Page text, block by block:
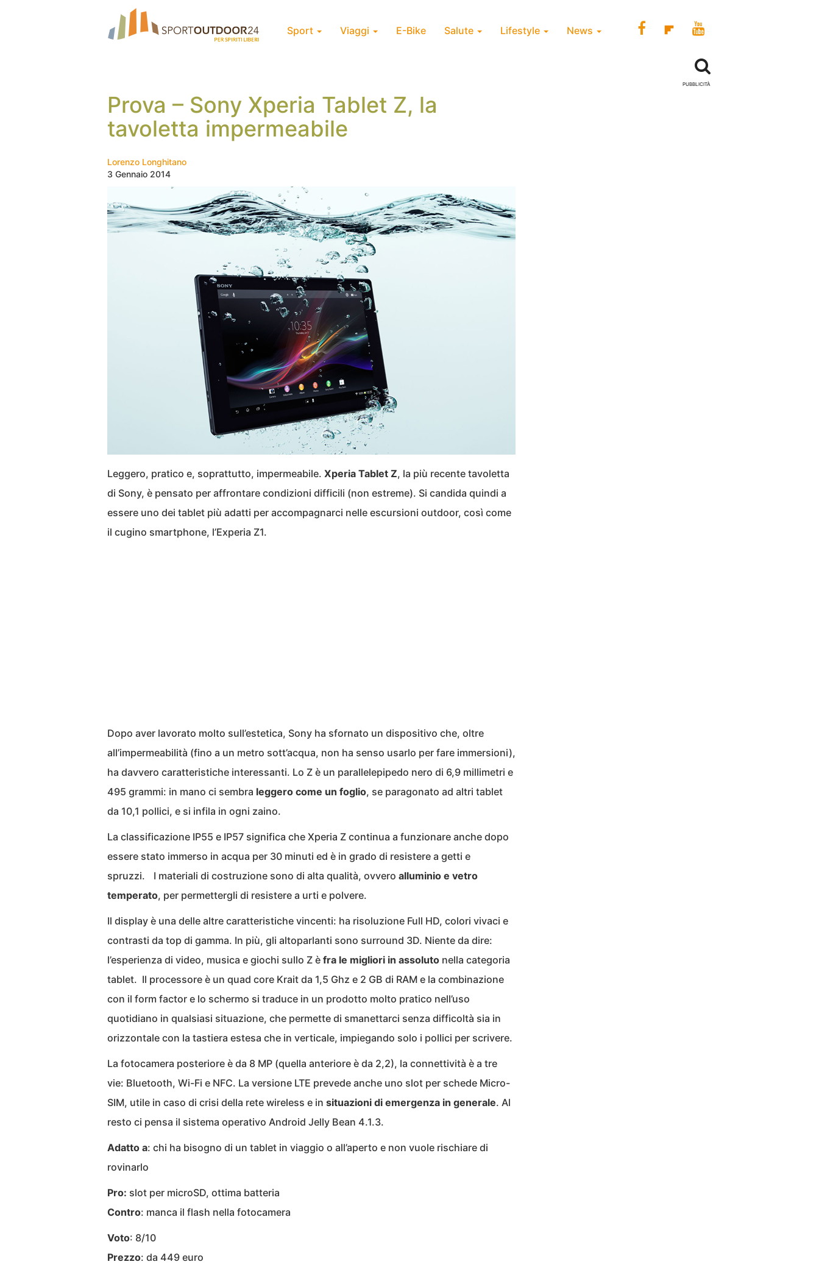
Sport Viaggi E-Bike Salute Lifestyle News
Prova – Sony Xperia Tablet Z, la
tavoletta impermeabile
Lorenzo Longhitano
3 Gennaio 2014
Leggero, pratico e, soprattutto, impermeabile. Xperia Tablet Z, la più recente tavoletta
di Sony, è pensato per affrontare condizioni difficili (non estreme). Si candida quindi a
essere uno dei tablet più adatti per accompagnarci nelle escursioni outdoor, così come
il cugino smartphone, l’Experia Z1.
Dopo aver lavorato molto sull’estetica, Sony ha sfornato un dispositivo che, oltre
all’impermeabilità (fino a un metro sott’acqua, non ha senso usarlo per fare immersioni),
ha davvero caratteristiche interessanti. Lo Z è un parallelepipedo nero di 6,9 millimetri e
495 grammi: in mano ci sembra leggero come un foglio, se paragonato ad altri tablet
da 10,1 pollici, e si infila in ogni zaino.
La classificazione IP55 e IP57 significa che Xperia Z continua a funzionare anche dopo
essere stato immerso in acqua per 30 minuti ed è in grado di resistere a getti e
spruzzi. I materiali di costruzione sono di alta qualità, ovvero alluminio e vetro
temperato, per permettergli di resistere a urti e polvere.
Il display è una delle altre caratteristiche vincenti: ha risoluzione Full HD, colori vivaci e
contrasti da top di gamma. In più, gli altoparlanti sono surround 3D. Niente da dire:
l’esperienza di video, musica e giochi sullo Z è fra le migliori in assoluto nella categoria
tablet. Il processore è un quad core Krait da 1,5 Ghz e 2 GB di RAM e la combinazione
con il form factor e lo schermo si traduce in un prodotto molto pratico nell’uso
quotidiano in qualsiasi situazione, che permette di smanettarci senza difficoltà sia in
orizzontale con la tastiera estesa che in verticale, impiegando solo i pollici per scrivere.
La fotocamera posteriore è da 8 MP (quella anteriore è da 2,2), la connettività è a tre
vie: Bluetooth, Wi-Fi e NFC. La versione LTE prevede anche uno slot per schede Micro-
SIM, utile in caso di crisi della rete wireless e in situazioni di emergenza in generale. Al
resto ci pensa il sistema operativo Android Jelly Bean 4.1.3.
Adatto a: chi ha bisogno di un tablet in viaggio o all’aperto e non vuole rischiare di
rovinarlo
Pro: slot per microSD, ottima batteria
Contro: manca il flash nella fotocamera
Voto: 8/10
Prezzo: da 449 euro
PUBBLICITÀ